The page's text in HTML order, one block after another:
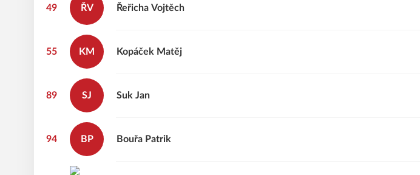
49 ŘV Vojtěch
Řeřicha
55 KM Matěj
Kopáček
89 SJ Jan
Suk
94 BP Patrik
Bouřa